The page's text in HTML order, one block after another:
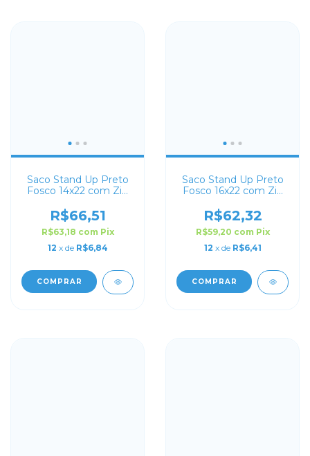
Saco Stand Up Preto
Fosco 14x22 com Zip
R$66,51
R$63,18 com Pix
12 x de R$6,84
COMPRAR
Saco Stand Up Preto
Fosco 16x22 com Zip
R$62,32
R$59,20 com Pix
12 x de R$6,41
COMPRAR